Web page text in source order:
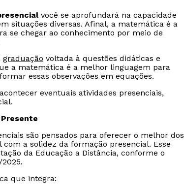
você se aprofundará na capacidade
situações diversas. Afinal, a matemática é a
se chegar ao conhecimento por meio de
graduação voltada à questões didáticas e
a matemática é a melhor linguagem para
essas observações em equações.
eventuais atividades presenciais,
são pensados para oferecer o melhor dos
a solidez da formação presencial. Esse
da Educação a Distância, conforme o
que integra: